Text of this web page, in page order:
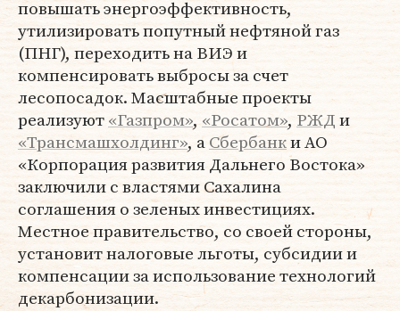
повышать энергоэффективность,
утилизировать попутный нефтяной газ
(ПНГ), переходить на ВИЭ и
компенсировать выбросы за счет
лесопосадок. Масштабные проекты
реализуют«Газпром»,«Росатом», РЖДи
«Трансмашхолдинг», аСбербанки АО
«Корпорация развития Дальнего Востока»
заключили с властями Сахалина
соглашения о зеленых инвестициях.
Местное правительство, со своей стороны,
установит налоговые льготы, субсидии и
компенсации за использование технологий
декарбонизации.